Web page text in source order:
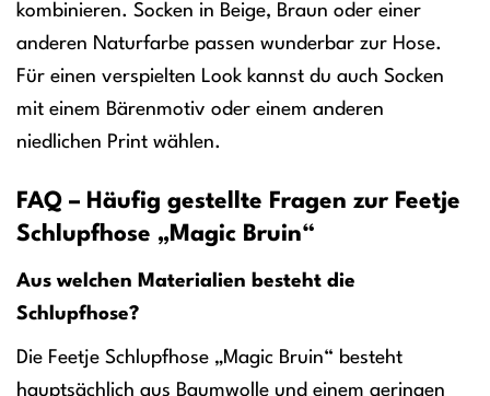
kombinieren. Socken in Beige, Braun oder einer
anderen Naturfarbe passen wunderbar zur Hose.
Für einen verspielten Look kannst du auch Socken
mit einem Bärenmotiv oder einem anderen
niedlichen Print wählen.
FAQ – Häufig gestellte Fragen zur Feetje
Schlupfhose „Magic Bruin“
Aus welchen Materialien besteht die
Schlupfhose?
Die Feetje Schlupfhose „Magic Bruin“ besteht
hauptsächlich aus Baumwolle und einem geringen